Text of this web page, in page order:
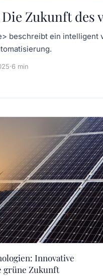
Zukunft des
beschreibt ein
·6 min
Innovative
grüne Zukunft